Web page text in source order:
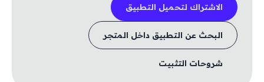
الاشتراك لتحميل التطبيق
البحث عن التطبيق داخل المتجر
شروحات التثبيت